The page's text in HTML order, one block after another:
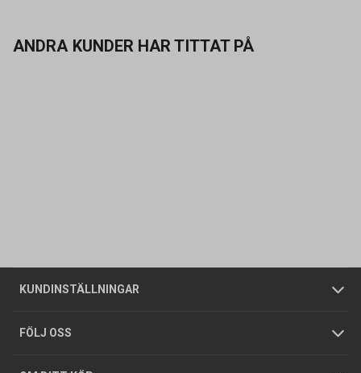
ANDRA KUNDER HAR TITTAT PÅ
KUNDINSTÄLLNINGAR
Företagskund / Privatkund
FÖLJ OSS
Allmänna försäljningsvillkor
Integritetspolicy
Butiker
Foldrar och kataloger
Om oss
Tjänster